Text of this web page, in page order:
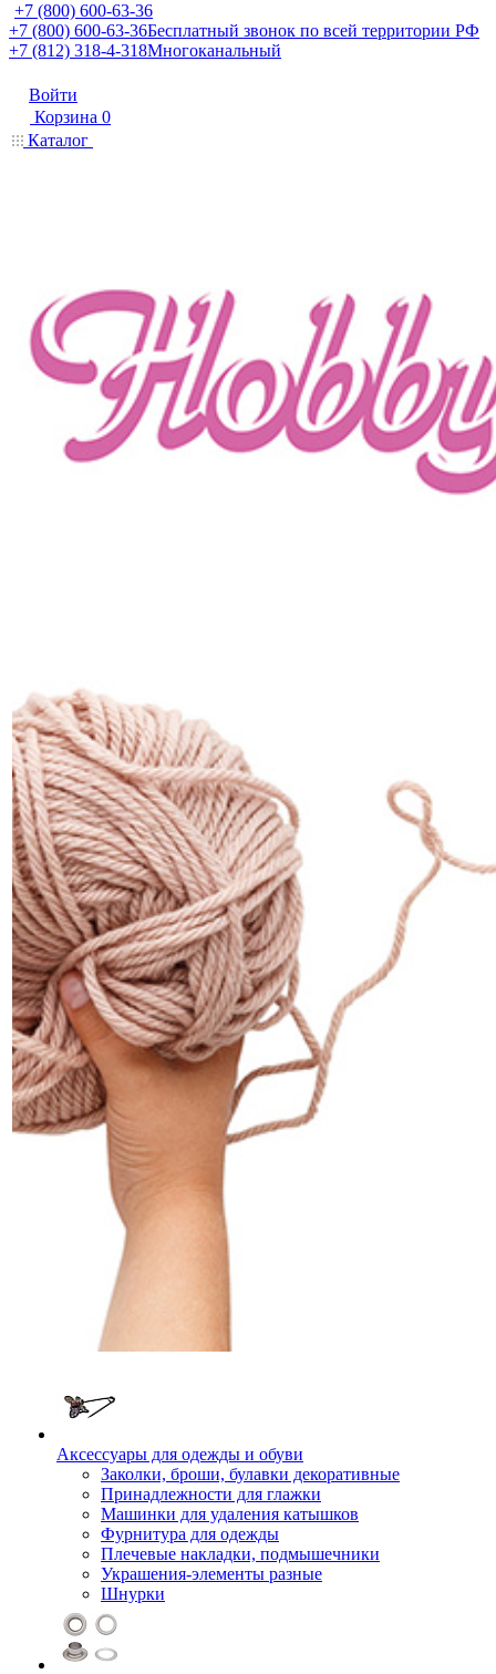
+7 (800) 600-63-36
+7 (800) 600-63-36Бесплатный звонок по всей территории РФ
+7 (812) 318-4-318Многоканальный
Войти
Корзина 0
Каталог
Аксессуары для одежды и обуви
Заколки, броши, булавки декоративные
Принадлежности для глажки
Машинки для удаления катышков
Фурнитура для одежды
Плечевые накладки, подмышечники
Украшения-элементы разные
Шнурки